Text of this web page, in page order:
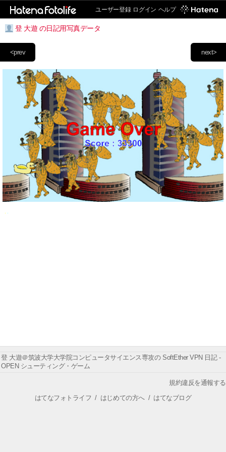
ユーザー登録 ログイン ヘルプ
登 大遊 の日記用写真データ
next>
<prev
登 大遊＠筑波大学大学院コンピュータサイエンス専攻の SoftEther VPN 日記 -
OPEN シューティング・ゲーム
規約違反を通報する
はてなフォトライフ / はじめての方へ/ はてなブログ